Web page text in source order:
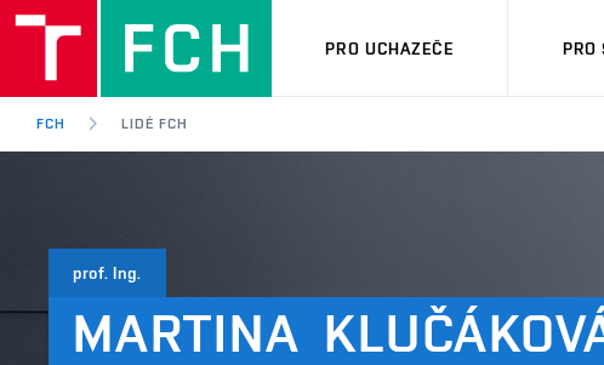
PRO UCHAZEČE PRO
FCH LIDÉ FCH
prof. Ing.
MARTINA